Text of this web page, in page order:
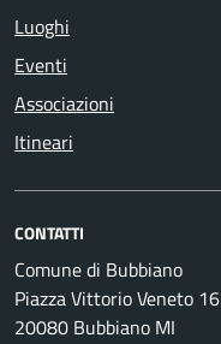
Luoghi
Eventi
Associazioni
Itineari
CONTATTI
Comune di Bubbiano
Piazza Vittorio Veneto 16
20080 Bubbiano MI